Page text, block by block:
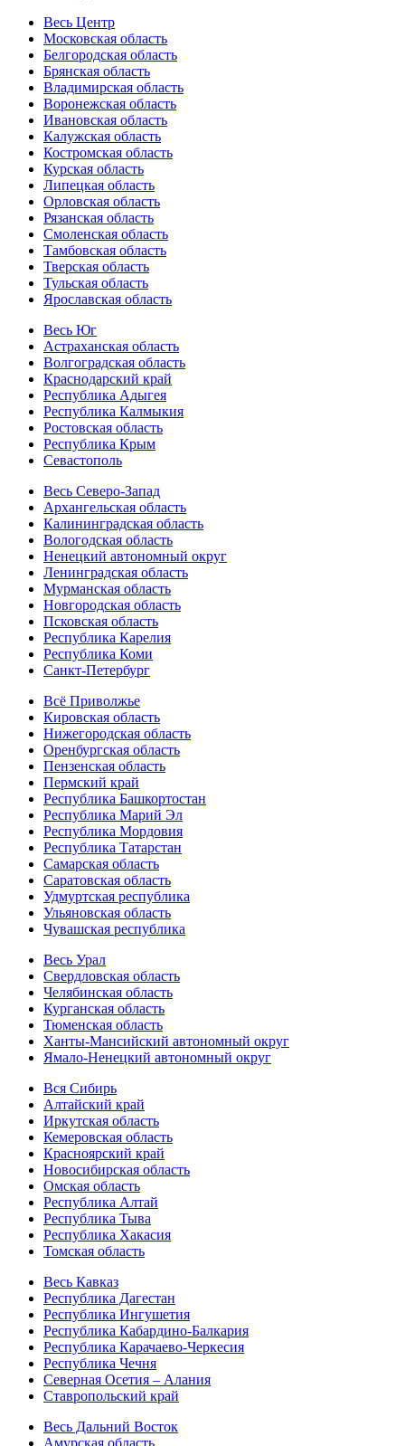
Весь Центр
Московская область
Белгородская область
Брянская область
Владимирская область
Воронежская область
Ивановская область
Калужская область
Костромская область
Курская область
Липецкая область
Орловская область
Рязанская область
Смоленская область
Тамбовская область
Тверская область
Тульская область
Ярославская область
Весь Юг
Астраханская область
Волгоградская область
Краснодарский край
Республика Адыгея
Республика Калмыкия
Ростовская область
Республика Крым
Севастополь
Весь Северо-Запад
Архангельская область
Калининградская область
Вологодская область
Ненецкий автономный округ
Ленинградская область
Мурманская область
Новгородская область
Псковская область
Республика Карелия
Республика Коми
Санкт-Петербург
Всё Приволжье
Кировская область
Нижегородская область
Оренбургская область
Пензенская область
Пермский край
Республика Башкортостан
Республика Марий Эл
Республика Мордовия
Республика Татарстан
Самарская область
Саратовская область
Удмуртская республика
Ульяновская область
Чувашская республика
Весь Урал
Свердловская область
Челябинская область
Курганская область
Тюменская область
Ханты-Мансийский автономный округ
Ямало-Ненецкий автономный округ
Вся Сибирь
Алтайский край
Иркутская область
Кемеровская область
Красноярский край
Новосибирская область
Омская область
Республика Алтай
Республика Тыва
Республика Хакасия
Томская область
Весь Кавказ
Республика Дагестан
Республика Ингушетия
Республика Кабардино-Балкария
Республика Карачаево-Черкесия
Республика Чечня
Северная Осетия – Алания
Ставропольский край
Весь Дальний Восток
Амурская область